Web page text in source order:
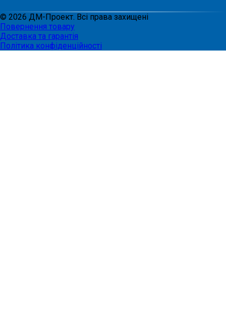
© 2026 ДМ-Проект. Всі права захищені
Повернення товару
Доставка та гарантія
Політика конфіденційності